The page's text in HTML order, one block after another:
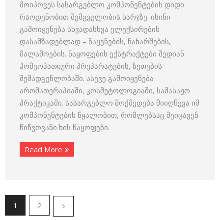
მოიპოვეს სასარგებლო კომპონენტების დიდი
რაოდენობით შემცველობის ხარჯზე. ისინი
გამოიყენება სხვადასხვა ელექსირების
დასამზადებლად – ნაყენების, ნახარშების,
მალამოების. ნაყოფების ექსტრაქტები შედიან
ჰომეოპათიური პრეპარატების, ზეთების
შემადგენლობაში. ასევე გამოიყენება
არომათერაპიაში, კოსმეტოლოგიაში, სამასაჟო
პრაქტიკაში. სასარგებლო მოქმედება მიიღწევა იმ
კომპონენტების წყალობით, რომლებსაც შეიცავენ
წიწვოვანი ხის ნაყოფები.
Read More
1 2